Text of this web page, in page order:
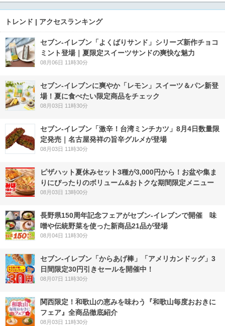
トレンド | アクセスランキング
セブン‐イレブン「よくばりサンド」シリーズ新作チョコ
ミント登場｜夏限定スイーツサンドの爽快な魅力
08月06日 11時30分
セブン‐イレブンに爽やか「レモン」スイーツ＆パン新登
場！夏に食べたい限定商品をチェック
08月03日 11時30分
セブン-イレブン「激辛！台湾ミンチカツ」8月4日数量限
定発売｜名古屋発祥の旨辛グルメが登場
08月03日 11時30分
ピザハット夏休みセット3種が3,000円から！お盆や集ま
りにぴったりのボリューム&おトクな期間限定メニュー
08月03日 13時00分
長野県150周年記念フェアがセブン-イレブンで開催 味
噌や伝統野菜を使った新商品21品が登場
08月04日 11時30分
セブン‐イレブン「からあげ棒」「アメリカンドッグ」3
日間限定30円引きセールを開催中！
08月07日 11時30分
関西限定！和歌山の恵みを味わう『和歌山毎度おおきに
フェア』全商品徹底紹介
08月03日 11時30分